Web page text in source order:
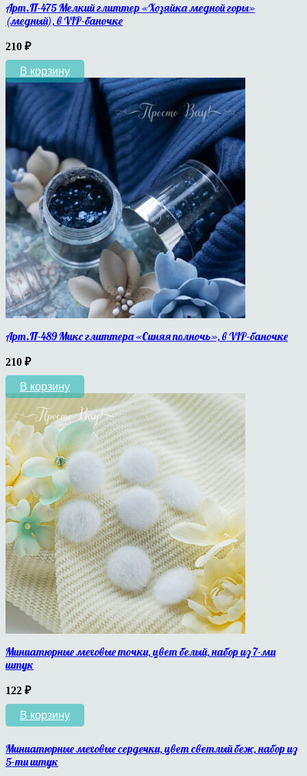
Арт.П-475 Мелкий глиттер «Хозяйка медной горы»
(медный), в VIP-баночке
210 ₽
В корзину
Арт.П-489 Микс глиттера «Синяя полночь», в VIP-баночке
210 ₽
В корзину
Миниатюрные меховые точки, цвет белый, набор из 7-ми
штук
122 ₽
В корзину
Миниатюрные меховые сердечки, цвет светлый беж, набор из
5-ти штук